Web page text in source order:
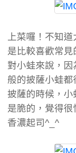
上菜囉！不知
是比較喜歡常見
對小蛙來說，
般的披薩小蛙
披薩的時候，小
是脆的，覺得
香濃起司^_^